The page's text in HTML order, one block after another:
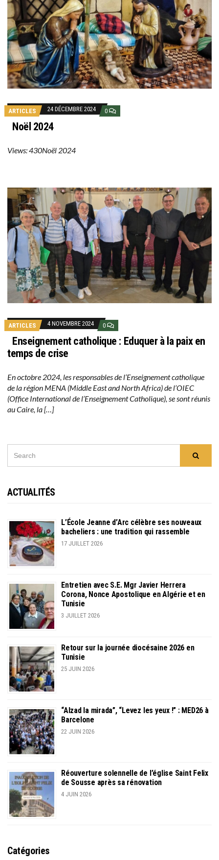
ARTICLES 24 DÉCEMBRE 2024 0
Noël 2024
Views: 430Noël 2024
ARTICLES 4 NOVEMBRE 2024 0
Enseignement catholique : Eduquer à la paix en
temps de crise
En octobre 2024, les responsables de l’Enseignement catholique
de la région MENA (Middle East and North Africa) de l’OIEC
(Office International de l’Enseignement Catholique), se sont réunis
au Caire, la […]
ACTUALITÉS
L’École Jeanne d’Arc célèbre ses nouveaux
bacheliers : une tradition qui rassemble
17 JUILLET 2026
Entretien avec S.E. Mgr Javier Herrera
Corona, Nonce Apostolique en Algérie et en
Tunisie
3 JUILLET 2026
Retour sur la journée diocésaine 2026 en
Tunisie
25 JUIN 2026
“Alzad la mirada”, “Levez les yeux !” : MED26 à
Barcelone
22 JUIN 2026
Réouverture solennelle de l’église Saint Felix
de Sousse après sa rénovation
4 JUIN 2026
Catégories